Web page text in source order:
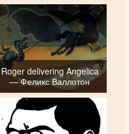
Roger delivering Angelica
— Феликс Валлотон